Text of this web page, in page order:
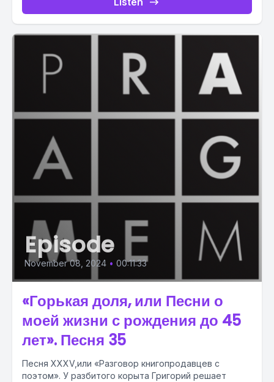
Episode
November 08, 2024 • 00:11:33
«Горькая доля, или Песни о
моей жизни с рождения до 45
лет». Песня 35
Песня XXXV,или «Разговор книгопродавцев с
поэтом». У разбитого корыта Григорий решает